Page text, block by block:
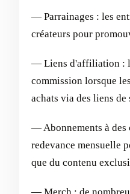
— Parrainages : les
créateurs pour
— Liens d'affiliation :
commission lorsque
achats via des liens
— Abonnements à des
redevance mensuelle
que du contenu